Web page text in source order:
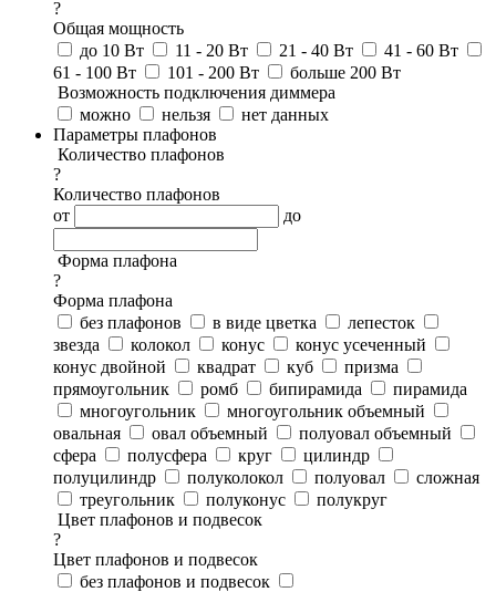
?
Общая мощность
до 10 Вт
11 - 20 Вт 21 - 40 Вт
41 - 60 Вт
61 - 100 Вт
101 - 200 Вт
больше 200 Вт
Возможность подключения диммера
можно
нельзя
нет данных
Параметры плафонов
Количество плафонов
?
Количество плафонов
от
до
Форма плафона
?
Форма плафона
без плафонов
в виде цветка
лепесток
звезда
колокол конус
конус усеченный
конус двойной
квадрат куб
призма
прямоугольник
ромб бипирамида
пирамида
многоугольник
многоугольник объемный
овальная
овал объемный
полуовал объемный
сфера
полусфера круг
цилиндр
полуцилиндр
полуколокол полуовал
сложная
треугольник
полуконус
полукруг
Цвет плафонов и подвесок
?
Цвет плафонов и подвесок
без плафонов и подвесок